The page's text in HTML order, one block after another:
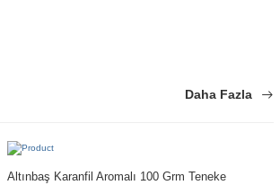
Daha Fazla
Altınbaş Karanfil Aromalı 100 Grm Teneke